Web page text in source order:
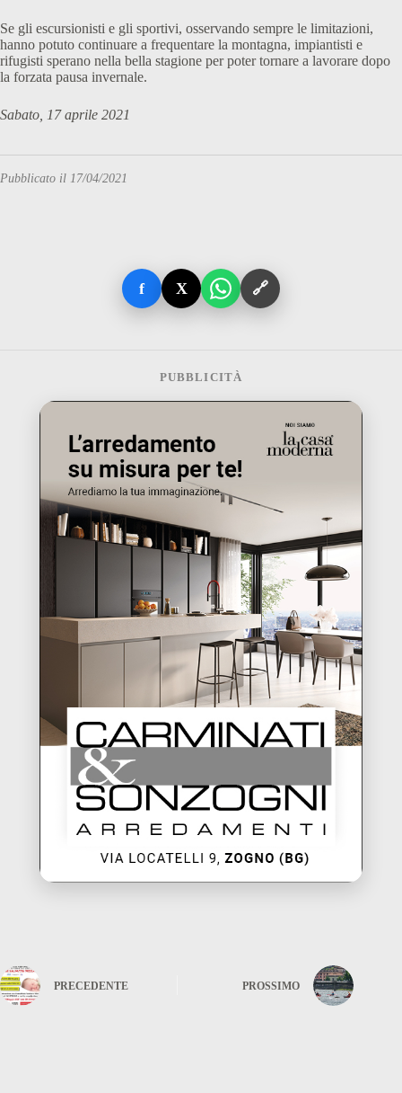
Se gli escursionisti e gli sportivi, osservando sempre le limitazioni,
hanno potuto continuare a frequentare la montagna, impiantisti e
rifugisti sperano nella bella stagione per poter tornare a lavorare dopo
la forzata pausa invernale.
Sabato, 17 aprile 2021
Pubblicato il 17/04/2021
f X 🔗
PUBBLICITÀ
PRECEDENTE PROSSIMO